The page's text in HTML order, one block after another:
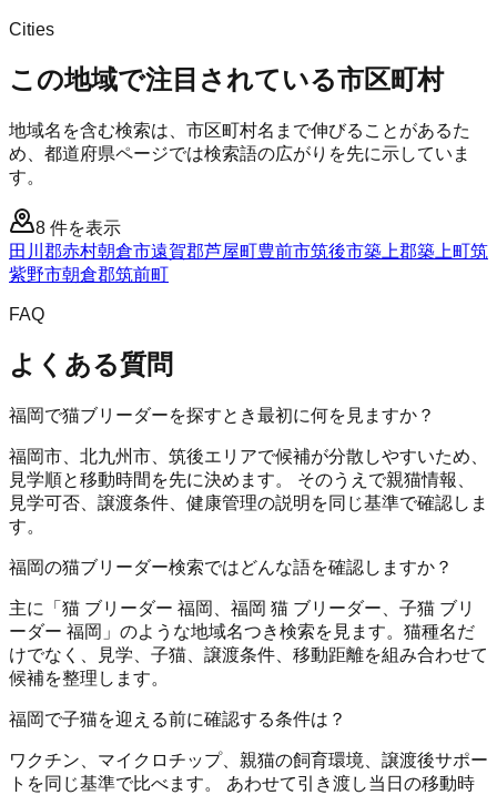
Cities
この地域で注目されている市区町村
地域名を含む検索は、市区町村名まで伸びることがあるた
め、都道府県ページでは検索語の広がりを先に示していま
す。
8 件を表示
田川郡赤村朝倉市遠賀郡芦屋町豊前市筑後市築上郡築上町筑
紫野市朝倉郡筑前町
FAQ
よくある質問
福岡で猫ブリーダーを探すとき最初に何を見ますか？
福岡市、北九州市、筑後エリアで候補が分散しやすいため、
見学順と移動時間を先に決めます。 そのうえで親猫情報、
見学可否、譲渡条件、健康管理の説明を同じ基準で確認しま
す。
福岡の猫ブリーダー検索ではどんな語を確認しますか？
主に「猫 ブリーダー 福岡、福岡 猫 ブリーダー、子猫 ブリ
ーダー 福岡」のような地域名つき検索を見ます。猫種名だ
けでなく、見学、子猫、譲渡条件、移動距離を組み合わせて
候補を整理します。
福岡で子猫を迎える前に確認する条件は？
ワクチン、マイクロチップ、親猫の飼育環境、譲渡後サポー
トを同じ基準で比べます。 あわせて引き渡し当日の移動時